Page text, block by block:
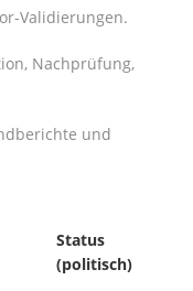
Validierungen.
Nachprüfung,
und
Status
(politisch)